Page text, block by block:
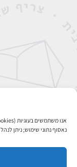
נאסוף נתוני שימוש; ניתן
אבן